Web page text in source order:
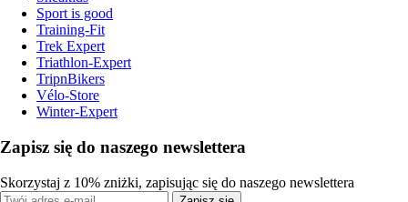
Sport is good
Training-Fit
Trek Expert
Triathlon-Expert
TripnBikers
Vélo-Store
Winter-Expert
Zapisz się do naszego newslettera
Skorzystaj z 10% zniżki, zapisując się do naszego newslettera